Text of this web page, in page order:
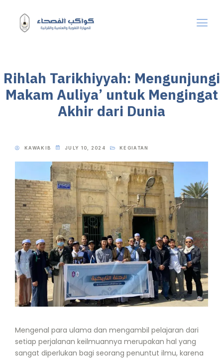
Rihlah Tarikhiyyah: Mengunjungi
Makam Auliya’ untuk Mengingat
Akhir dari Dunia
KAWAKIB JULY 10, 2024 KEGIATAN
Mengenal para ulama dan mengambil pelajaran dari
setiap perjalanan keilmuannya merupakan hal yang
sangat diperlukan bagi seorang penuntut ilmu, karena